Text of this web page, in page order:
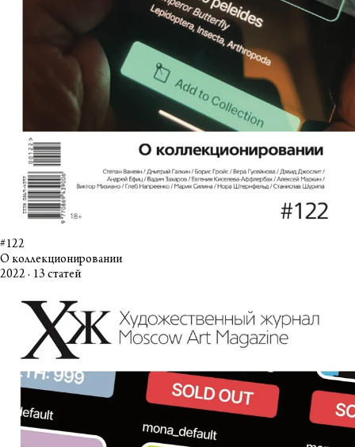
#122
О коллекционировании
2022 · 13 статей